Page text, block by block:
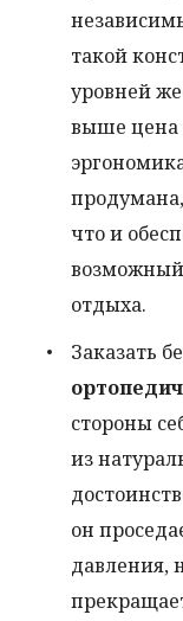
такой
уровней
выше цена
что и
отдыха.
Заказать
стороны
из
он
давления,